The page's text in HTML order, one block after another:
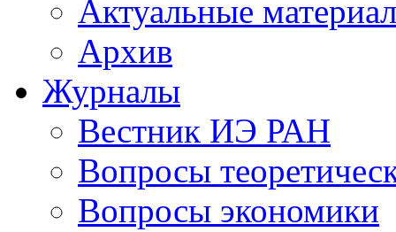
Актуальные
Архив
Журналы
Вестник ИЭ РАН
Вопросы
Вопросы экономики